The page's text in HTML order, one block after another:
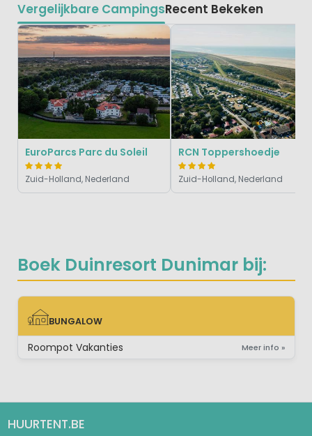
Boek Duinresort Dunimar bij:
BUNGALOW
BUNGALOW
Roompot Vakanties Meer info »
Vergelijkbare CampingsRecent Bekeken
EuroParcs Parc du Soleil
Zuid-Holland, Nederland
RCN Toppershoedje
Zuid-Holland, Nederland
HUURTENT.BE